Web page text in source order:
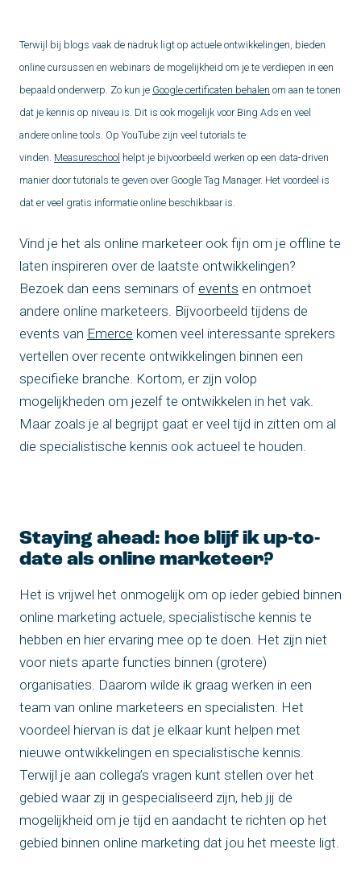
Terwijl bij blogs vaak de nadruk ligt op actuele ontwikkelingen, bieden
online cursussen en webinars de mogelijkheid om je te verdiepen in een
bepaald onderwerp. Zo kun je Google certificaten behalen om aan te tonen
dat je kennis op niveau is. Dit is ook mogelijk voor Bing Ads en veel
andere online tools. Op YouTube zijn veel tutorials te
vinden. Measureschool helpt je bijvoorbeeld werken op een data-driven
manier door tutorials te geven over Google Tag Manager. Het voordeel is
dat er veel gratis informatie online beschikbaar is.
Vind je het als online marketeer ook fijn om je offline te
laten inspireren over de laatste ontwikkelingen?
Bezoek dan eens seminars of events en ontmoet
andere online marketeers. Bijvoorbeeld tijdens de
events van Emerce komen veel interessante sprekers
vertellen over recente ontwikkelingen binnen een
specifieke branche. Kortom, er zijn volop
mogelijkheden om jezelf te ontwikkelen in het vak.
Maar zoals je al begrijpt gaat er veel tijd in zitten om al
die specialistische kennis ook actueel te houden.
Staying ahead: hoe blijf ik up-to-
date als online marketeer?
Het is vrijwel het onmogelijk om op ieder gebied binnen
online marketing actuele, specialistische kennis te
hebben en hier ervaring mee op te doen. Het zijn niet
voor niets aparte functies binnen (grotere)
organisaties. Daarom wilde ik graag werken in een
team van online marketeers en specialisten. Het
voordeel hiervan is dat je elkaar kunt helpen met
nieuwe ontwikkelingen en specialistische kennis.
Terwijl je aan collega’s vragen kunt stellen over het
gebied waar zij in gespecialiseerd zijn, heb jij de
mogelijkheid om je tijd en aandacht te richten op het
gebied binnen online marketing dat jou het meeste ligt.